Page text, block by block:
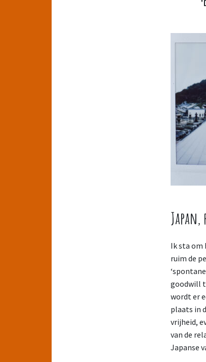
Japan,
Ik sta om
ruim de
goodwill
wordt er
plaats in
vrijheid,
van de
Japanse